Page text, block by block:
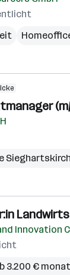
Innovation
3.200 €